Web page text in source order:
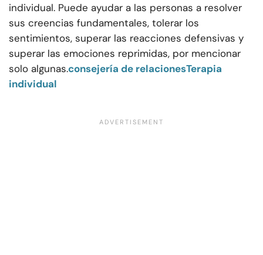
individual. Puede ayudar a las personas a resolver
sus creencias fundamentales, tolerar los
sentimientos, superar las reacciones defensivas y
superar las emociones reprimidas, por mencionar
solo algunas.consejería de relacionesTerapia
individual